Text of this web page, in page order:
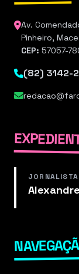
Av.
Pinheiro,
CEP: 57057-
(82) 3142-